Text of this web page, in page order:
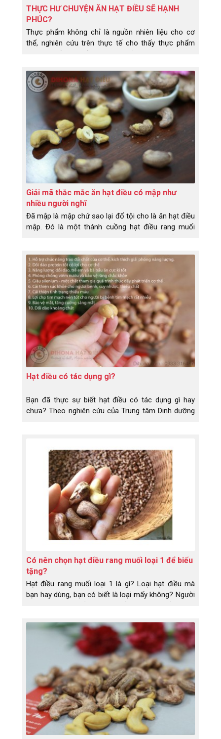
THỰC HƯ CHUYỆN ĂN HẠT ĐIỀU SẼ HẠNH
PHÚC?
Thực phẩm không chỉ là nguồn nhiên liệu cho cơ
thể, nghiên cứu trên thực tế cho thấy thực phẩm
ta vẫn đồn đoán?
Giải mã thắc mắc ăn hạt điều có mập như
nhiều người nghĩ
Đã mập là mập chứ sao lại đổ tội cho là ăn hạt điều
mập. Đó là một thánh cuồng hạt điều rang muối
Hạt điều có tác dụng gì?
Bạn đã thực sự biết hạt điều có tác dụng gì hay
chưa? Theo nghiên cứu của Trung tâm Dinh dưỡng
Có nên chọn hạt điều rang muối loại 1 để biếu
tặng?
Hạt điều rang muối loại 1 là gì? Loại hạt điều mà
bạn hay dùng, bạn có biết là loại mấy không? Người
ra giá thành khác nhau. Vì thế cùng là hạt điều,
nhưng không ít bạn thắc mắc tại sao cái này giá
khác, cái kia giá khác. Để tránh bị nhầm, không bị
mất tiền oan khi mua hạt điều, bạn cần biết hạt điều
rang muối loại 1 là gì, loại 2 là như thế nào.